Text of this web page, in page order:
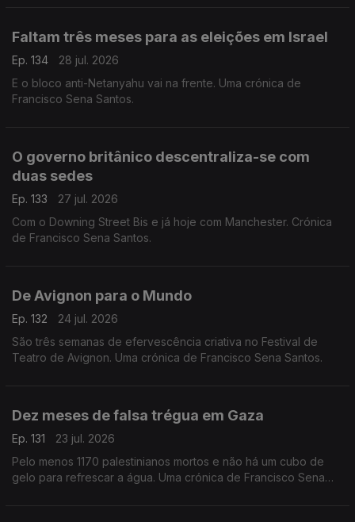
Faltam três meses para as eleições em Israel
Ep. 134
28 jul. 2026
E o bloco anti-Netanyahu vai na frente. Uma crónica de
Francisco Sena Santos.
O governo britânico descentraliza-se com
duas sedes
Ep. 133
27 jul. 2026
Com o Downing Street Bis e já hoje com Manchester. Crónica
de Francisco Sena Santos.
De Avignon para o Mundo
Ep. 132
24 jul. 2026
São três semanas de efervescência criativa no Festival de
Teatro de Avignon. Uma crónica de Francisco Sena Santos.
Dez meses de falsa trégua em Gaza
Ep. 131
23 jul. 2026
Pelo menos 1170 palestinianos mortos e não há um cubo de
gelo para refrescar a água. Uma crónica de Francisco Sena